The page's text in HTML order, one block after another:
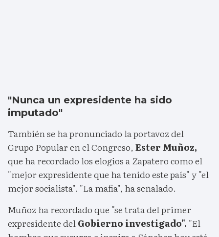
"Nunca un expresidente ha sido
imputado"
También se ha pronunciado la portavoz del
Grupo Popular en el Congreso, Ester Muñoz,
que ha recordado los elogios a Zapatero como el
"mejor expresidente que ha tenido este país" y "el
mejor socialista". "La mafia", ha señalado.
Muñoz ha recordado que "se trata del primer
expresidente delGobierno investigado". "El